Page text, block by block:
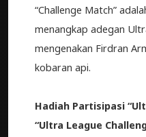
“Challenge Match”
menangkap adegan
mengenakan Firdran
kobaran api.
Hadiah Partisipasi
“Ultra League